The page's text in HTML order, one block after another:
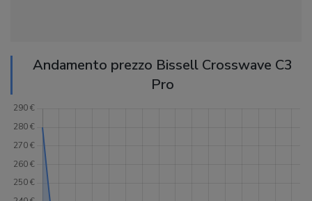
Andamento prezzo Bissell Crosswave C3
Pro